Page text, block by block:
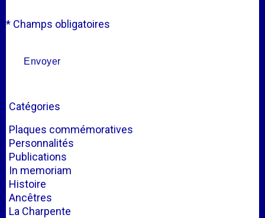
* Champs obligatoires
Catégories
Plaques commémoratives
Personnalités
Publications
In memoriam
Histoire
Ancêtres
La Charpente